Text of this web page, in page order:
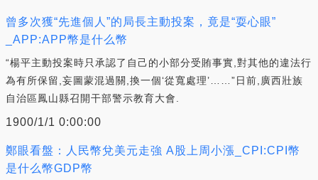
曾多次獲“先進個人”的局長主動投案，竟是“耍心眼”
_APP:APP幣是什么幣
“楊平主動投案時只承認了自己的小部分受賄事實,對其他的違法行
為有所保留,妄圖蒙混過關,換一個‘從寬處理’……”日前,廣西壯族
自治區鳳山縣召開干部警示教育大會.
1900/1/1 0:00:00
鄭眼看盤：人民幣兌美元走強 A股上周小漲_CPI:CPI幣
是什么幣GDP幣